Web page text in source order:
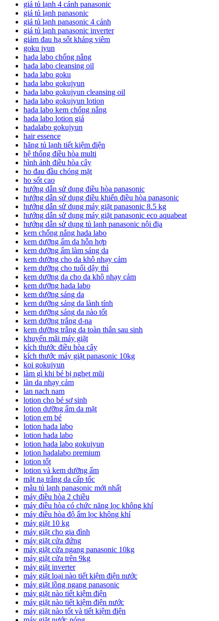
giá tủ lạnh 4 cánh panasonic
giá tủ lạnh panasonic
giá tủ lạnh panasonic 4 cánh
giá tủ lạnh panasonic inverter
giảm đau hạ sốt kháng viêm
goku jyun
hada labo chống nắng
hada labo cleansing oil
hada labo goku
hada labo gokujyun
hada labo gokujyun cleansing oil
hada labo gokujyun lotion
hada labo kem chống nắng
hada labo lotion giá
hadalabo gokujyun
hair essence
hãng tủ lạnh tiết kiệm điện
hệ thống điều hòa multi
hình ảnh điều hòa cây
ho đau đầu chóng mặt
ho sốt cao
hướng dẫn sử dụng điều hòa panasonic
hướng dẫn sử dụng điều khiển điều hòa panasonic
hướng dẫn sử dụng máy giặt panasonic 8.5 kg
hướng dẫn sử dụng máy giặt panasonic eco aquabeat
hướng dẫn sử dụng tủ lạnh panasonic nội địa
kem chống nắng hada labo
kem dưỡng ẩm da hỗn hợp
kem dưỡng ẩm làm sáng da
kem dưỡng cho da khô nhạy cảm
kem dưỡng cho tuổi dậy thì
kem dưỡng da cho da khô nhạy cảm
kem dưỡng hada labo
kem dưỡng sáng da
kem dưỡng sáng da lành tính
kem dưỡng sáng da nào tốt
kem dưỡng trắng d-na
kem dưỡng trắng da toàn thân sau sinh
khuyến mãi máy giặt
kích thước điều hòa cây
kích thước máy giặt panasonic 10kg
koi gokujyun
làm gì khi bé bị nghẹt mũi
làn da nhạy cảm
lan nach nam
lotion cho bé sơ sinh
lotion dưỡng ẩm da mặt
lotion em bé
lotion hada labo
lotion hada labo
lotion hada labo gokujyun
lotion hadalabo premium
lotion tốt
lotion và kem dưỡng ẩm
mặt nạ trắng da cấp tốc
mẫu tủ lạnh panasonic mới nhất
máy điều hòa 2 chiều
máy điều hòa có chức năng lọc không khí
máy điều hòa độ ẩm lọc không khí
máy giặt 10 kg
máy giặt cho gia đình
máy giặt cửa đứng
máy giặt cửa ngang panasonic 10kg
máy giặt cửa trên 9kg
máy giặt inverter
máy giặt loại nào tiết kiệm điện nước
máy giặt lồng ngang panasonic
máy giặt nào tiết kiệm điện
máy giặt nào tiết kiệm điện nước
máy giặt nào tốt và tiết kiệm điện